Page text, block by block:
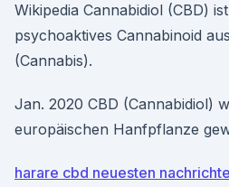
Wikipedia Cannabidiol (CBD)
psychoaktives Cannabinoid
(Cannabis).
Jan. 2020 CBD (Cannabidiol)
europäischen Hanfpflanze
harare cbd neuesten